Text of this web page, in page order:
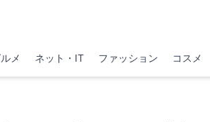
メ ネット・IT ファッション コスメ